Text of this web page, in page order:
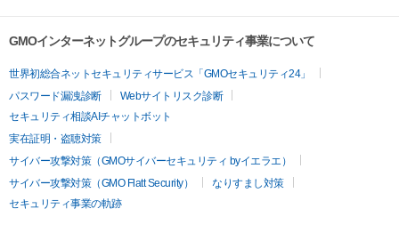
GMOインターネットグループのセキュリティ事業について
世界初総合ネットセキュリティサービス「GMOセキュリティ24」
パスワード漏洩診断
Webサイトリスク診断
セキュリティ相談AIチャットボット
実在証明・盗聴対策
サイバー攻撃対策（GMOサイバーセキュリティ byイエラエ）
サイバー攻撃対策（GMO Flatt Security）
なりすまし対策
セキュリティ事業の軌跡